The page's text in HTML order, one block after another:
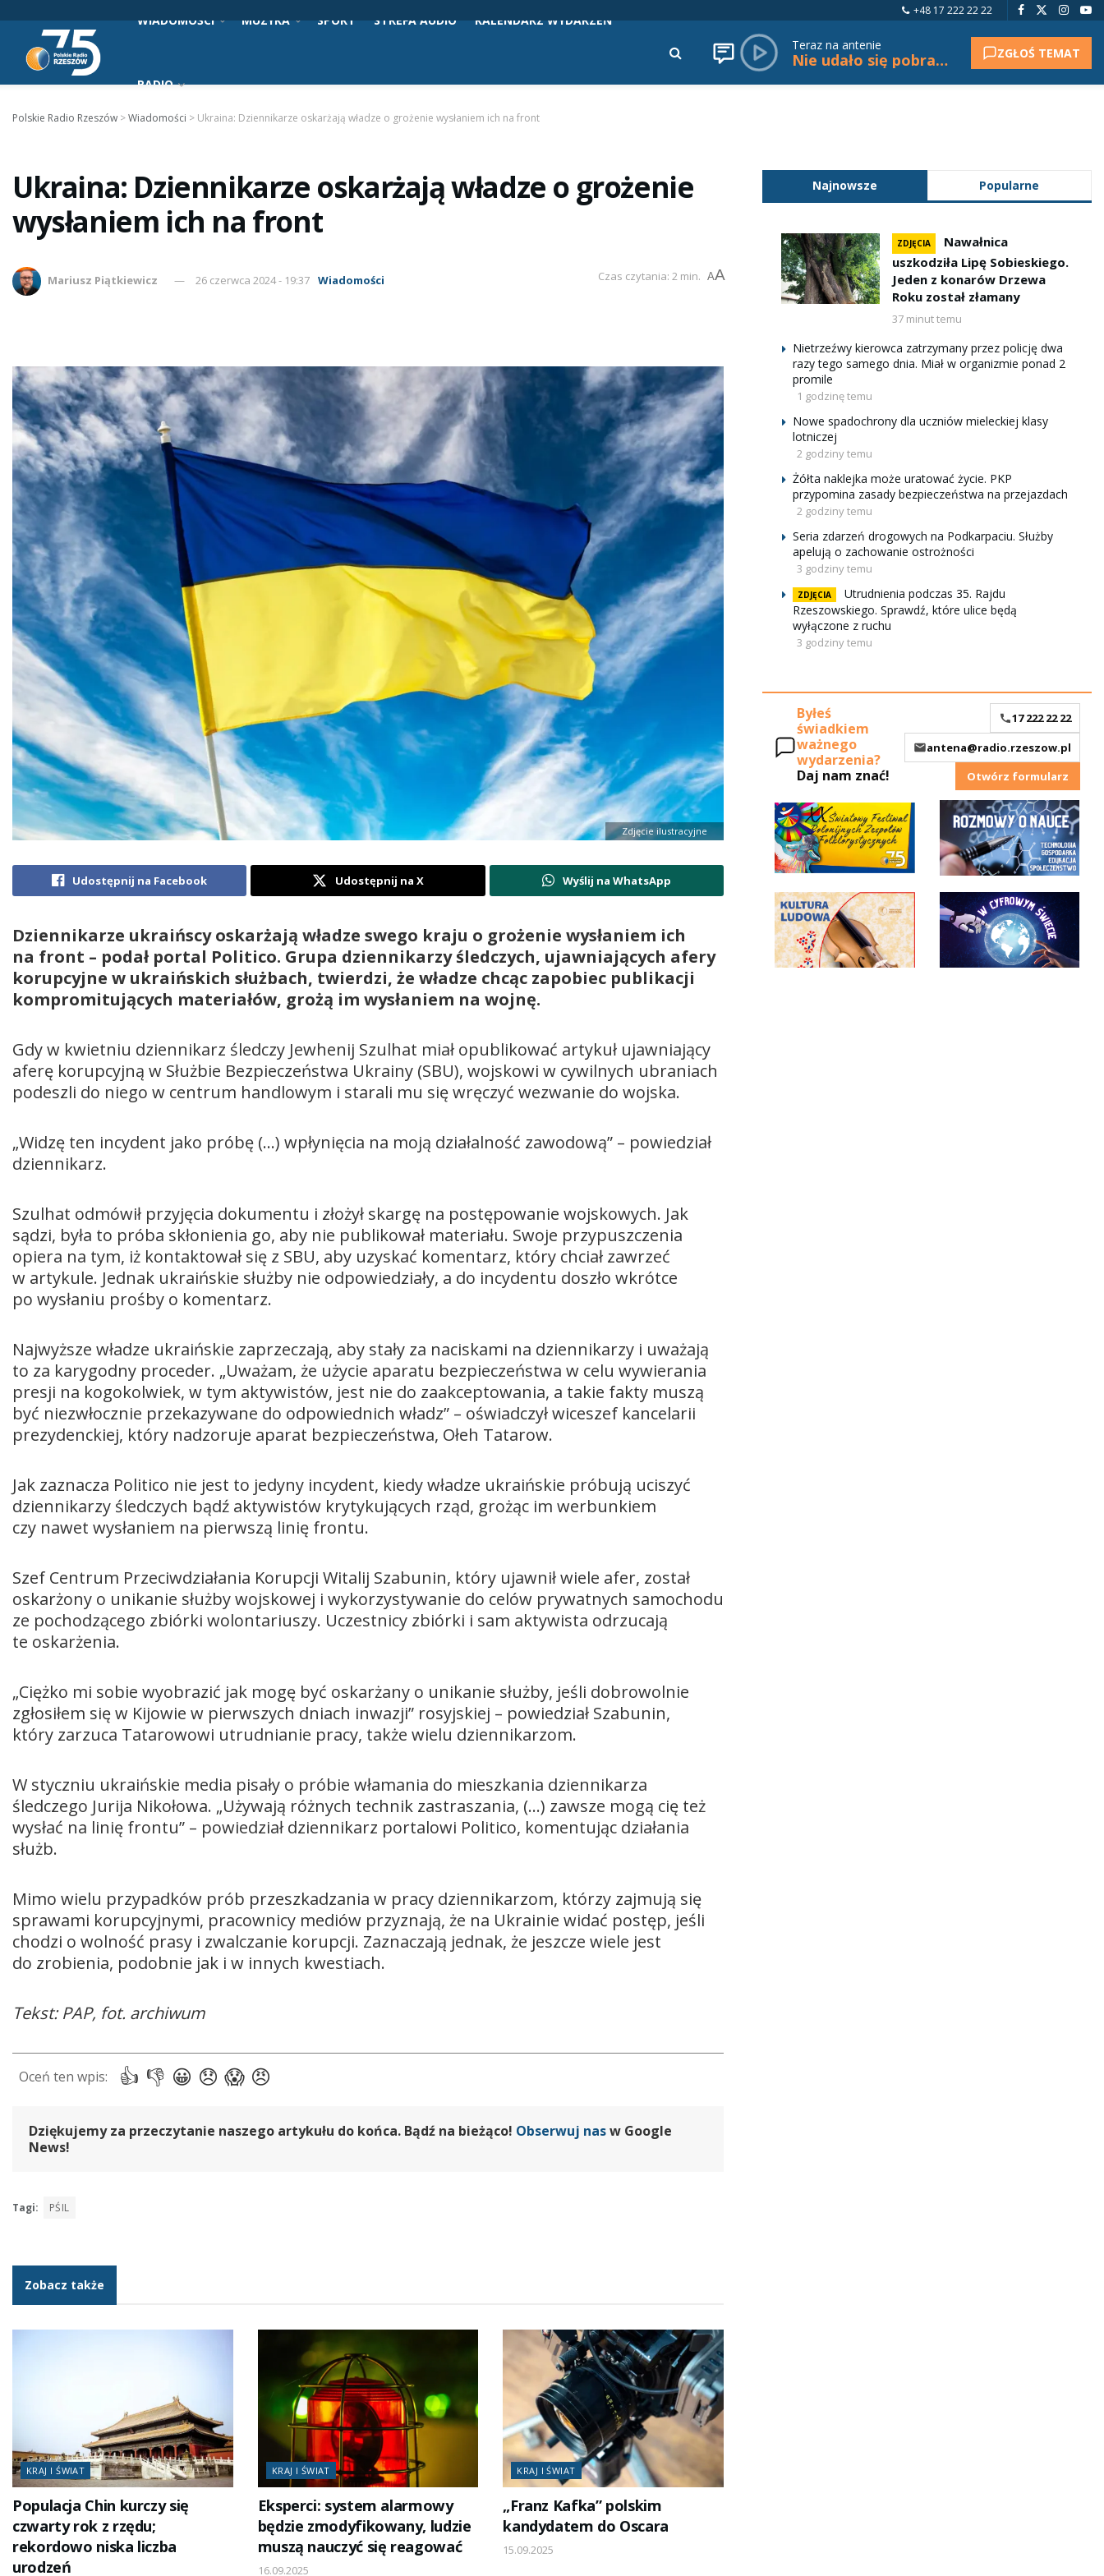
+48 17 222 22 22
WIADOMOŚCI MUZYKA SPORT STREFA AUDIO KALENDARZ WYDARZEŃ
RADIO
Teraz na antenie
Nie udało się pobrać tytułu. ZGŁOŚ TEMAT
Polskie Radio Rzeszów >Wiadomości > Ukraina: Dziennikarze oskarżają władze o grożenie wysłaniem ich na front
Ukraina: Dziennikarze oskarżają władze o grożenie
wysłaniem ich na front
Mariusz Piątkiewicz 26 czerwca 2024 - 19:37 Wiadomości Czas czytania: 2 min. AA
Zdjęcie ilustracyjne
Udostępnij na Facebook Udostępnij na X Wyślij na WhatsApp
Dziennikarze ukraińscy oskarżają władze swego kraju o grożenie wysłaniem ich
na front – podał portal Politico. Grupa dziennikarzy śledczych, ujawniających afery
korupcyjne w ukraińskich służbach, twierdzi, że władze chcąc zapobiec publikacji
kompromitujących materiałów, grożą im wysłaniem na wojnę.
Gdy w kwietniu dziennikarz śledczy Jewhenij Szulhat miał opublikować artykuł ujawniający
aferę korupcyjną w Służbie Bezpieczeństwa Ukrainy (SBU), wojskowi w cywilnych ubraniach
podeszli do niego w centrum handlowym i starali mu się wręczyć wezwanie do wojska.
„Widzę ten incydent jako próbę (…) wpłynięcia na moją działalność zawodową” – powiedział
dziennikarz.
Szulhat odmówił przyjęcia dokumentu i złożył skargę na postępowanie wojskowych. Jak
sądzi, była to próba skłonienia go, aby nie publikował materiału. Swoje przypuszczenia
opiera na tym, iż kontaktował się z SBU, aby uzyskać komentarz, który chciał zawrzeć
w artykule. Jednak ukraińskie służby nie odpowiedziały, a do incydentu doszło wkrótce
po wysłaniu prośby o komentarz.
Najwyższe władze ukraińskie zaprzeczają, aby stały za naciskami na dziennikarzy i uważają
to za karygodny proceder. „Uważam, że użycie aparatu bezpieczeństwa w celu wywierania
presji na kogokolwiek, w tym aktywistów, jest nie do zaakceptowania, a takie fakty muszą
być niezwłocznie przekazywane do odpowiednich władz” – oświadczył wiceszef kancelarii
prezydenckiej, który nadzoruje aparat bezpieczeństwa, Ołeh Tatarow.
Jak zaznacza Politico nie jest to jedyny incydent, kiedy władze ukraińskie próbują uciszyć
dziennikarzy śledczych bądź aktywistów krytykujących rząd, grożąc im werbunkiem
czy nawet wysłaniem na pierwszą linię frontu.
Szef Centrum Przeciwdziałania Korupcji Witalij Szabunin, który ujawnił wiele afer, został
oskarżony o unikanie służby wojskowej i wykorzystywanie do celów prywatnych samochodu
ze pochodzącego zbiórki wolontariuszy. Uczestnicy zbiórki i sam aktywista odrzucają
te oskarżenia.
„Ciężko mi sobie wyobrazić jak mogę być oskarżany o unikanie służby, jeśli dobrowolnie
zgłosiłem się w Kijowie w pierwszych dniach inwazji” rosyjskiej – powiedział Szabunin,
który zarzuca Tatarowowi utrudnianie pracy, także wielu dziennikarzom.
W styczniu ukraińskie media pisały o próbie włamania do mieszkania dziennikarza
śledczego Jurija Nikołowa. „Używają różnych technik zastraszania, (…) zawsze mogą cię też
wysłać na linię frontu” – powiedział dziennikarz portalowi Politico, komentując działania
służb.
Mimo wielu przypadków prób przeszkadzania w pracy dziennikarzom, którzy zajmują się
sprawami korupcyjnymi, pracownicy mediów przyznają, że na Ukrainie widać postęp, jeśli
chodzi o wolność prasy i zwalczanie korupcji. Zaznaczają jednak, że jeszcze wiele jest
do zrobienia, podobnie jak i w innych kwestiach.
Tekst: PAP, fot. archiwum
Dziękujemy za przeczytanie naszego artykułu do końca. Bądź na bieżąco! Obserwuj nasw Google
News!
Tagi: PŚIL
Zobacz także
KRAJ I ŚWIAT
Populacja Chin kurczy się
czwarty rok z rzędu;
rekordowo niska liczba
urodzeń
KRAJ I ŚWIAT
Eksperci: system alarmowy
będzie zmodyfikowany, ludzie
muszą nauczyć się reagować
16.09.2025
KRAJ I ŚWIAT
„Franz Kafka” polskim
kandydatem do Oscara
15.09.2025
Najnowsze Popularne
ZDJĘCIA
Nawałnica
uszkodziła Lipę Sobieskiego.
Jeden z konarów Drzewa
Roku został złamany
37 minut temu
Nietrzeźwy kierowca zatrzymany przez policję dwa
razy tego samego dnia. Miał w organizmie ponad 2
promile
1 godzinę temu
Nowe spadochrony dla uczniów mieleckiej klasy
lotniczej
2 godziny temu
Żółta naklejka może uratować życie. PKP
przypomina zasady bezpieczeństwa na przejazdach
2 godziny temu
Seria zdarzeń drogowych na Podkarpaciu. Służby
apelują o zachowanie ostrożności
3 godziny temu
ZDJĘCIA
Utrudnienia podczas 35. Rajdu
Rzeszowskiego. Sprawdź, które ulice będą
wyłączone z ruchu
3 godziny temu
Byłeś
świadkiem
ważnego
wydarzenia?
Daj nam znać!
17 222 22 22
antena@radio.rzeszow.pl
Otwórz formularz